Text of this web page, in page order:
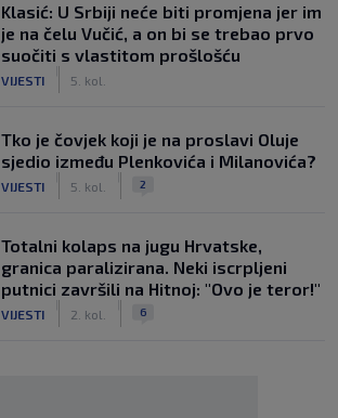
Klasić: U Srbiji neće biti promjena jer im
je na čelu Vučić, a on bi se trebao prvo
suočiti s vlastitom prošlošću
VIJESTI 5. kol.
Tko je čovjek koji je na proslavi Oluje
sjedio između Plenkovića i Milanovića?
VIJESTI 5. kol. 2
Totalni kolaps na jugu Hrvatske,
granica paralizirana. Neki iscrpljeni
putnici završili na Hitnoj: "Ovo je teror!"
VIJESTI 2. kol. 6